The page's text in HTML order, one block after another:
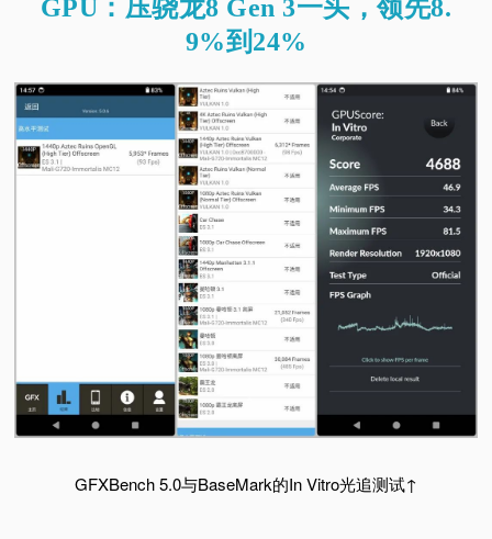
GPU： 压骁龙8 Gen 3一头，领先8.
9%到24%
GFXBench 5.0与BaseMark的In Vitro光追测试↑